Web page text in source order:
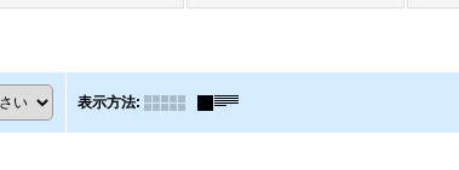
表示方法: